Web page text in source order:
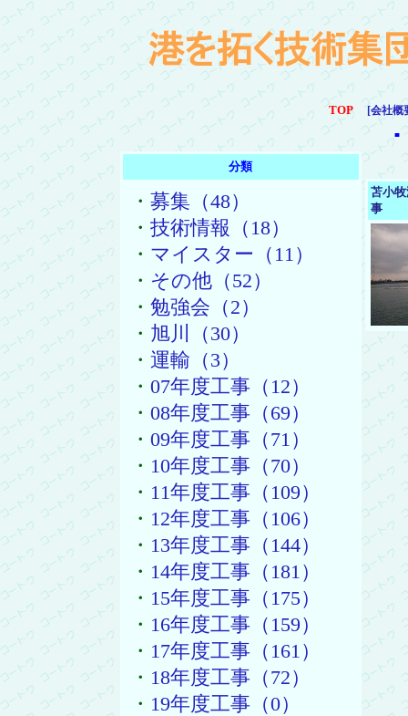
TOP [会社概
■
分類
・ 募集（48）
・ 技術情報（18）
・ マイスター（11）
・ その他（52）
・ 勉強会（2）
・ 旭川（30）
・ 運輸（3）
・ 07年度工事（12）
・ 08年度工事（69）
・ 09年度工事（71）
・ 10年度工事（70）
・ 11年度工事（109）
・ 12年度工事（106）
・ 13年度工事（144）
・ 14年度工事（181）
・ 15年度工事（175）
・ 16年度工事（159）
・ 17年度工事（161）
・ 18年度工事（72）
・ 19年度工事（0）
苫小
事